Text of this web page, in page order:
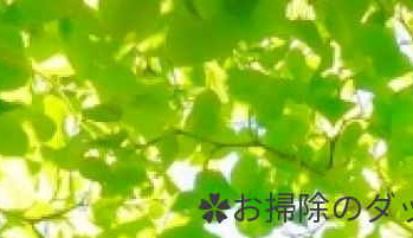
✿お掃除のダ